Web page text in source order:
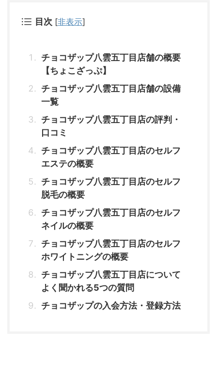
目次 [非表示]
チョコザップ八雲五丁目店舗の概要
【ちょこざっぷ】
チョコザップ八雲五丁目店舗の設備
一覧
チョコザップ八雲五丁目店の評判・
口コミ
チョコザップ八雲五丁目店のセルフ
エステの概要
チョコザップ八雲五丁目店のセルフ
脱毛の概要
チョコザップ八雲五丁目店のセルフ
ネイルの概要
チョコザップ八雲五丁目店のセルフ
ホワイトニングの概要
チョコザップ八雲五丁目店について
よく聞かれる5つの質問
チョコザップの入会方法・登録方法